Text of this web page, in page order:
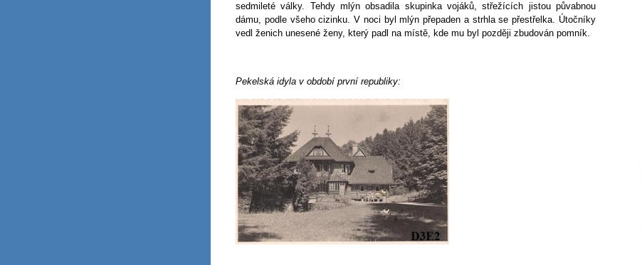
sedmileté války. Tehdy mlýn obsadila skupinka vojáků, střežících jistou půvabnou
dámu, podle všeho cizinku. V noci byl mlýn přepaden a strhla se přestřelka. Útočníky
vedl ženich unesené ženy, který padl na místě, kde mu byl později zbudován pomník.
Pekelská idyla v období první republiky: